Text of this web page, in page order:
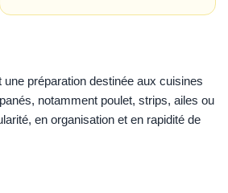
préparation destinée aux cuisines
notamment poulet, strips, ailes ou
en organisation et en rapidité de